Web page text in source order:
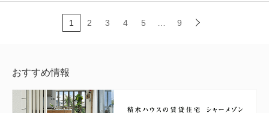
1 2 3 4 5 9
次へ
おすすめ情報